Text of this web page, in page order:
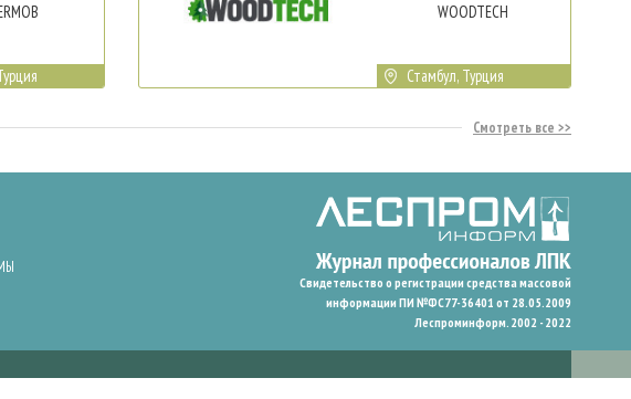
WOODTECH
Стамбул, Турция
Смотреть все
Свидетельство о регистрации средства массовой
информации ПИ №ФС77-36401 от 28.05.2009
Леспроминформ. 2002 - 2022